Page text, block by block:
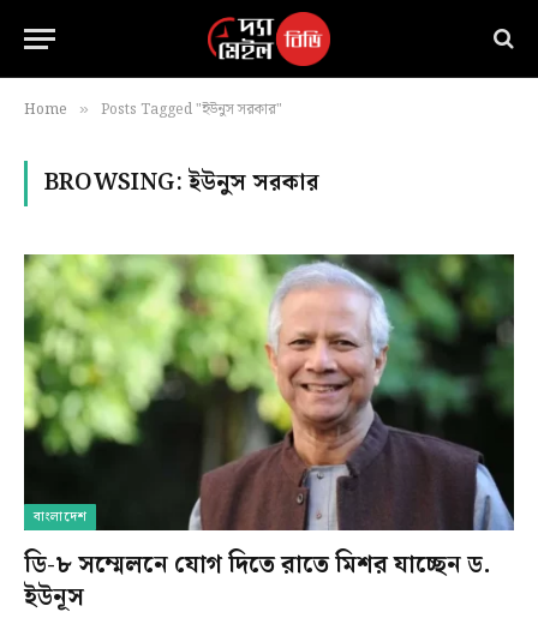
Home » Posts Tagged "ইউনুস সরকার"
BROWSING:ইউনুস সরকার
বাংলাদেশ
ডি-৮ সম্মেলনে যোগ দিতে রাতে মিশর যাচ্ছেন ড.
ইউনূস